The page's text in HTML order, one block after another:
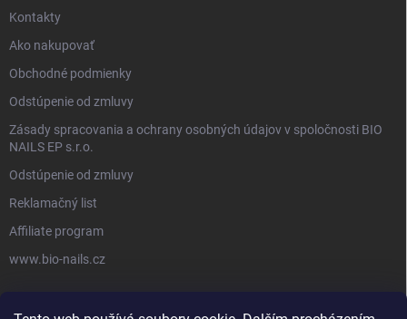
Kontakty
Ako nakupovať
Obchodné podmienky
Odstúpenie od zmluvy
Zásady spracovania a ochrany osobných údajov v spoločnosti BIO
NAILS EP s.r.o.
Odstúpenie od zmluvy
Reklamačný list
Affiliate program
www.bio-nails.cz
FACEBOOK